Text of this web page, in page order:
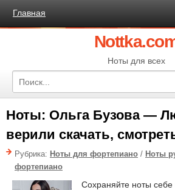
Главная
Ноты для всех
Ноты: Ольга Бузова —
верили скачать,
Рубрика: Ноты для фортепиано / Ноты
фортепиано
Сохраняйте ноты